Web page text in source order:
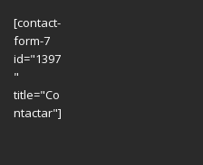
[contact-
form-7
id="1397
"
title="Co
ntactar"]